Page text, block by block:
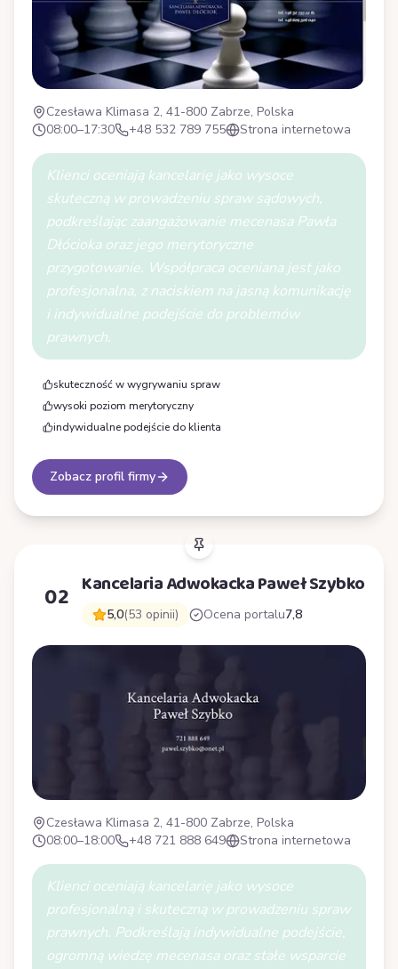
Czesława Klimasa 2, 41-800 Zabrze, Polska
08:00–17:30
+48 532 789 755 Strona internetowa
Klienci oceniają kancelarię jako wysoce
skuteczną w prowadzeniu spraw sądowych,
podkreślając zaangażowanie mecenasa Pawła
Dłócioka oraz jego merytoryczne
przygotowanie. Współpraca oceniana jest jako
profesjonalna, z naciskiem na jasną komunikację
i indywidualne podejście do problemów
prawnych.
skuteczność w wygrywaniu spraw
wysoki poziom merytoryczny
indywidualne podejście do klienta
Zobacz profil firmy
02 Kancelaria Adwokacka Paweł Szybko
5,0(53 opinii) Ocena portalu7,8
Czesława Klimasa 2, 41-800 Zabrze, Polska
08:00–18:00
+48 721 888 649 Strona internetowa
Klienci oceniają kancelarię jako wysoce
profesjonalną i skuteczną w prowadzeniu spraw
prawnych. Podkreślają indywidualne podejście,
ogromną wiedzę mecenasa oraz stałe wsparcie